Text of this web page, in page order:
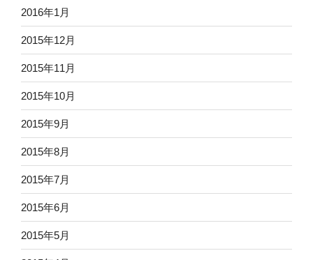
2016年1月
2015年12月
2015年11月
2015年10月
2015年9月
2015年8月
2015年7月
2015年6月
2015年5月